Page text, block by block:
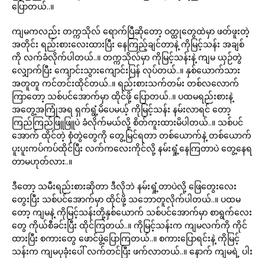
ပြောတယ်..။
ကျမကလည်း တက္ကသိုလ် ရောက်ပြီဆိုတော့ ဝတ္ထုတွေထဲမှာ ဖတ်ဖူးတဲ့
အတိုင်း ရည်းစားလေးထားပြီး နေကြည့်ချင်တာနဲ့ ကိုမြင့်သန်း အချစ်
ကို လက်ခံလိုက်ပါတယ်..။ တက္ကသိုလ်မှာ ကိုမြင့်သန်းနဲ့ ကျမ ယှဉ်တွဲ
လျှောက်ပြီး ကျောင်းသွားကျောင်းပြန် လုပ်တယ်..။ နှစ်ယောက်သား
အတူတူ ကင်တင်းထိုင်တယ်..။ ရည်းစားသက်တမ်း တစ်လလောက်
ကြာတော့ သစ်ပင်အောက်မှာ ထိုင်ဖို့ ပြောတယ်..။ ပထမရည်းစားနဲ့
အတွေ့အကြုံအရ ရှက်ရွံ့မိပေမယ့် ကိုမြင့်သန်း နမ်းလာရင် တော့
ကြည်ကြည်ဖြူဖြူပဲ ခံလိုက်မယ်လို့ စိတ်ကူးထားမိပါတယ်..။ သစ်ပင်
အောက် ထိုင်တဲ့ စုံတွဲတွေကို တွေ့မြင်ရတာ တစ်ယောက်နဲ့ တစ်ယောက်
ပူးပူးကပ်ကပ်ထိုင်ပြီး လက်ကလေးကိုင်လို့ နမ်းရှုံ့နေကြတာပဲ တွေ့နေရ
တာမဟုတ်လား..။
ဒီတော့ သမီးရည်းစားဆိုတာ ဒီလိုဘဲ နမ်းရှုံ့တာပဲလို့ ဖြေတွေးလေး
တွေးပြီး သစ်ပင်အောက်မှာ ထိုင်ဖို့ သဘောတူလိုက်ပါတယ်..။ ပထမ
တော့ ကျမနဲ့ ကိုမြင့်သန်းတို့နှစ်ယောက် သစ်ပင်အောက်မှာ စာရွက်လေး
တွေ ကိုယ်စီခင်းပြီး ထိုင်ကြတယ်..။ ကိုမြင့်သန်းက ကျမလက်ကို ကိုင်
ထားပြီး စကားတွေ ဖောင်ဖွဲ့ပြောကြတယ်..။ စကားပြောရင်းနဲ့ ကိုမြင့်
သန်းက ကျမပုခုံးပေါ် လက်တင်ပြီး ဖက်လာတယ်..။ နောက် ကျမရဲ့ ပါး